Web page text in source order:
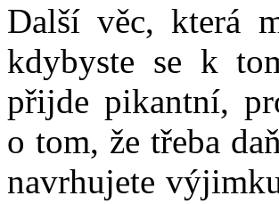
Další věc, která
kdybyste se k
přijde pikantní,
o tom, že třeba
navrhujete